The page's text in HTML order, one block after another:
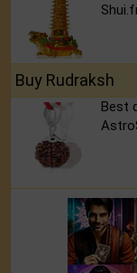
Buy Rudraksh
Best